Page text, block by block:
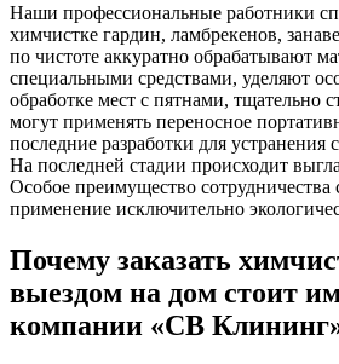
Наши профессиональные работники
химчистке гардин, ламбрекенов,
по чистоте аккуратно обрабатывают
специальными средствами, уделяют
обработке мест с пятнами, тщательно
могут применять переносное
последние разработки для устранения
На последней стадии происходит
Особое преимущество
применение исключительно
Почему заказать
выездом на дом стоит
компании «СВ